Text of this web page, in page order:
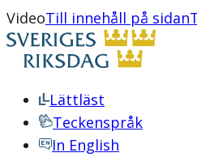
VideoTill innehåll på sidan
Lättläst
Teckenspråk
In English